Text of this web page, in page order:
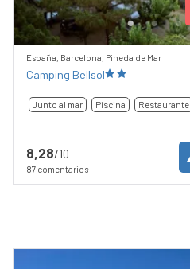
España, Barcelona, Pineda de Mar
Camping Bellsol
Junto al mar Piscina Restaurante
8,28/10
87 comentarios